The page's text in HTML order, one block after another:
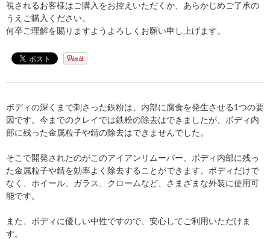
視されるお客様はご購入をお控えいただくか、あらかじめご了承の
うえご購入ください。
何卒ご理解を賜りますようよろしくお願い申し上げます。
ボディの深くまで刺さった鉄粉は、内部に腐食を発生させる1つの要
因です。今までのクレイでは鉄粉の除去はできましたが、ボディ内
部に残った金属粒子や錆の除去はできませんでした。
そこで開発されたのがこのアイアンリムーバー。ボディ内部に残っ
た金属粒子や錆を効率よく除去することができます。ボディだけで
なく、ホイール、ガラス、クロームなど、さまざまな外装に使用可
能です。
また、ボディに優しい中性ですので、安心してご利用いただけま
す。